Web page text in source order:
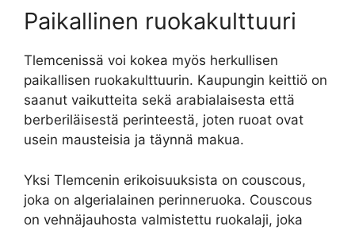
Paikallinen ruokakulttuuri
Tlemcenissä voi kokea myös herkullisen
paikallisen ruokakulttuurin. Kaupungin keittiö on
saanut vaikutteita sekä arabialaisesta että
berberiläisestä perinteestä, joten ruoat ovat
usein mausteisia ja täynnä makua.
Yksi Tlemcenin erikoisuuksista on couscous,
joka on algerialainen perinneruoka. Couscous
on vehnäjauhosta valmistettu ruokalaji, joka